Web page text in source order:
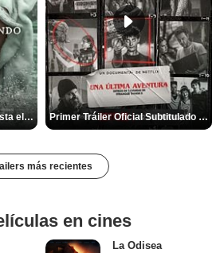
Primer Tráiler Oficial de 'Hasta el fin del mundo' Primer Tráiler Oficial Subtitulado de 'Una última aventura: Detrás de cámaras de Stranger Things 5'
más recientes
en cines
La Odisea